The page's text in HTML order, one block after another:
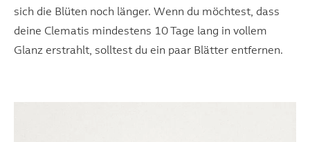
sich die Blüten noch länger. Wenn du möchtest, dass
deine Clematis mindestens 10 Tage lang in vollem
Glanz erstrahlt, solltest du ein paar Blätter entfernen.